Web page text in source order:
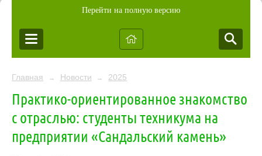
Перейти на полную версию
Главная → Новости → 2025
Практико-ориентированное знакомство
с отраслью: студенты техникума на
предприятии «Сандальский камень»